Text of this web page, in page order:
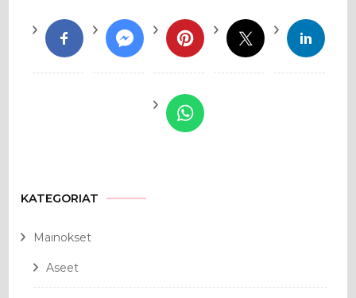
KATEGORIAT
Mainokset
Aseet